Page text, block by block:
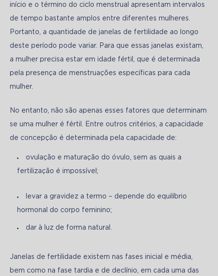
início e o término do ciclo menstrual apresentam intervalos
de tempo bastante amplos entre diferentes mulheres.
Portanto, a quantidade de janelas de fertilidade ao longo
deste período pode variar. Para que essas janelas existam,
a mulher precisa estar em idade fértil, que é determinada
pela presença de menstruações específicas para cada
mulher.
No entanto, não são apenas esses fatores que determinam
se uma mulher é fértil. Entre outros critérios, a capacidade
de concepção é determinada pela capacidade de:
ovulação e maturação do óvulo, sem as quais a
fertilização é impossível;
levar a gravidez a termo – depende do equilíbrio
hormonal do corpo feminino;
dar à luz de forma natural.
Janelas de fertilidade existem nas fases inicial e média,
bem como na fase tardia e de declínio, em cada uma das